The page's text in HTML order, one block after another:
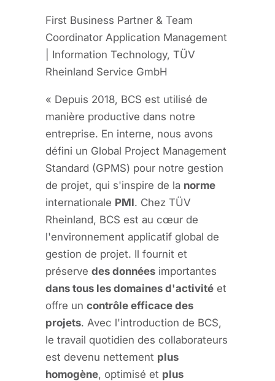
First Business Partner & Team
Coordinator Application Management
| Information Technology, TÜV
Rheinland Service GmbH
« Depuis 2018, BCS est utilisé de
manière productive dans notre
entreprise. En interne, nous avons
défini un Global Project Management
Standard (GPMS) pour notre gestion
de projet, qui s'inspire de la norme
internationale PMI. Chez TÜV
Rheinland, BCS est au cœur de
l'environnement applicatif global de
gestion de projet. Il fournit et
préserve des données importantes
dans tous les domaines d'activité et
offre un contrôle efficace des
projets. Avec l'introduction de BCS,
le travail quotidien des collaborateurs
est devenu nettement plus
homogène, optimisé et plus